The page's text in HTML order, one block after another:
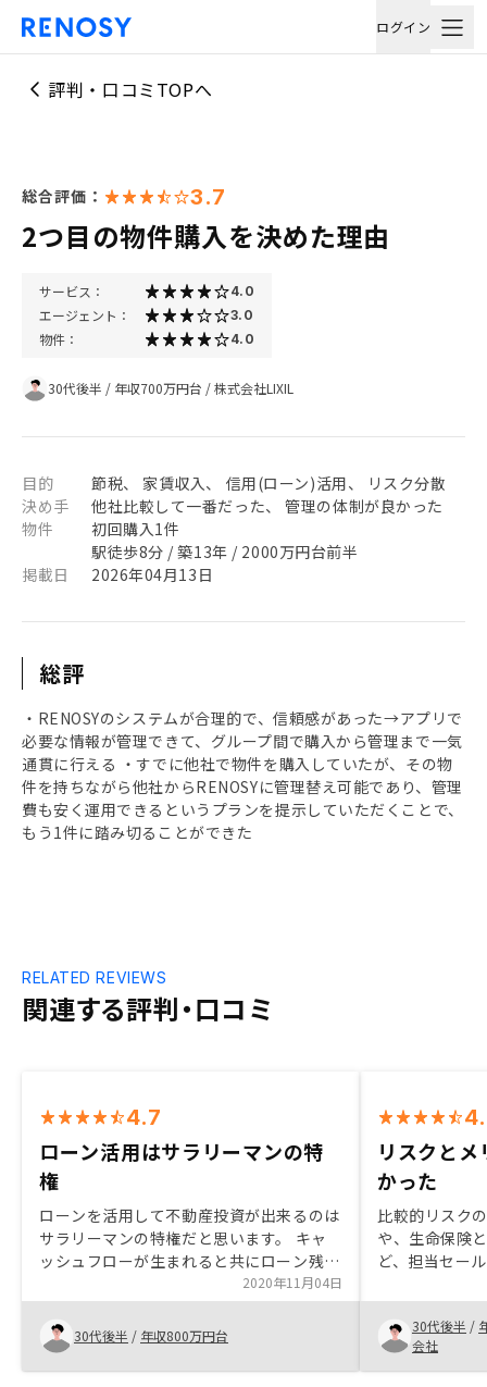
ログイン
評判・口コミTOPへ
総合評価： 3.7
2つ目の物件購入を決めた理由
サービス： 4.0
エージェント： 3.0
物件： 4.0
30代後半 / 年収700万円台 /株式会社LIXIL
目的
節税、 家賃収入、 信用(ローン)活用、 リスク分散
決め手
他社比較して一番だった、 管理の体制が良かった
物件
初回購入1件
駅徒歩8分 / 築13年 / 2000万円台前半
掲載日
2026年04月13日
総評
・RENOSYのシステムが合理的で、信頼感があった→アプリで
必要な情報が管理できて、グループ間で購入から管理まで一気
通貫に行える ・すでに他社で物件を購入していたが、その物
件を持ちながら他社からRENOSYに管理替え可能であり、管理
費も安く運用できるというプランを提示していただくことで、
もう1件に踏み切ることができた
関連する評判・口コミ
RELATED REVIEWS
4.7
ローン活用はサラリーマンの特
権
ローンを活用して不動産投資が出来るのは
サラリーマンの特権だと思います。 キャ
ッシュフローが生まれると共にローン残債
も減っていくので、不動産投資は早く始め
るのに越したことは無いと思います。販売
物件のエリアの特徴、将来性、相場なども
簡単に合わせて提案頂けると参考になると
思います。
2020年11月04日
30代後半 / 年収800万円台
リスクと
かった
比較的リスク
や、生命保険
ど、担当セー
ルスから引き
足している。
い。特に更新
ョンが不足し
30代後半 /
会社